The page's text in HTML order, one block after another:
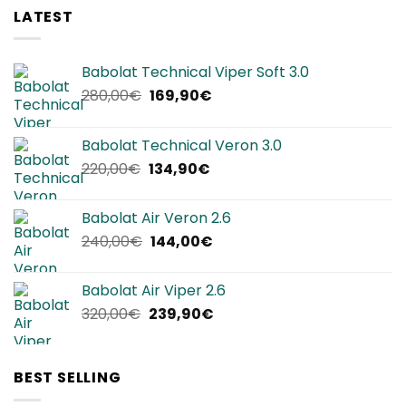
LATEST
Babolat Technical Viper Soft 3.0
280,00€ Il
era:
280,00€.
169,90€Il
è:
Babolat Technical Veron 3.0
220,00€ Il
era:
220,00€.
134,90€Il
è:
134,90€.
Babolat Air Veron 2.6
240,00€ Il
era:
240,00€.
144,00€Il
è:
144,00€.
Babolat Air Viper 2.6
320,00€ Il
239,90€Il
BEST SELLING